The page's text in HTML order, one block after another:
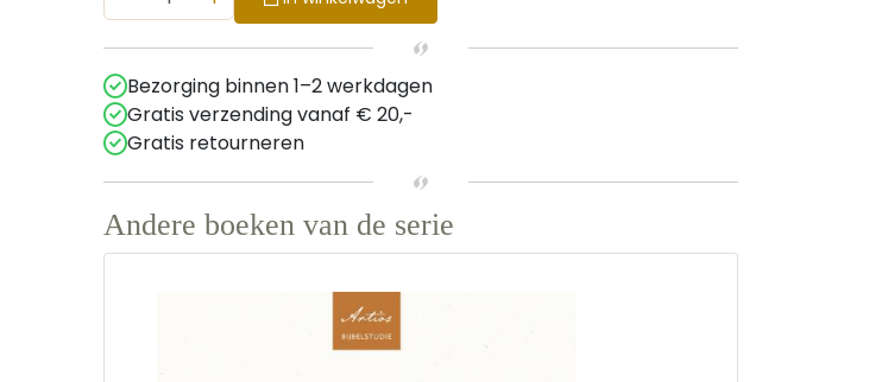
Bezorging binnen 1–2 werkdagen
Gratis verzending vanaf € 20,-
Gratis retourneren
Andere boeken van de serie